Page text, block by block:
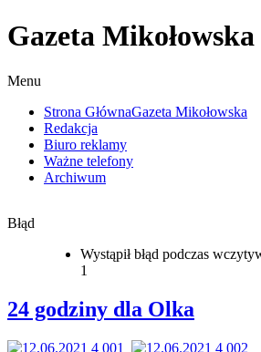
Gazeta Mikołowska
Menu
Strona GłównaGazeta Mikołowska
Redakcja
Biuro reklamy
Ważne telefony
Archiwum
Błąd
Wystąpił błąd podczas
1
24 godziny dla Olka